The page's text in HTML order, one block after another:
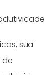
sua
de